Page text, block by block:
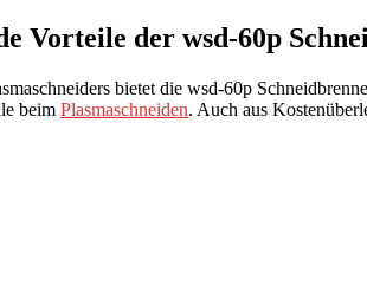
Vorteile der wsd-60p
bietet die wsd-60p
beim Plasmaschneiden. Auch aus